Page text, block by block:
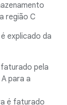
região C
explicado da
pela
para a
é faturado